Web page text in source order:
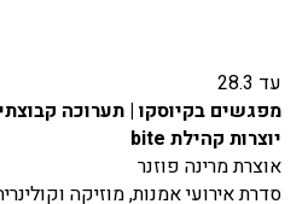
עד 28.3
מפגשים בקיוסקו | תערוכה
יוצרות קהילת bite
אוצרת מרינה פוזנר
סדרת אירועי אמנות, מוזיקה